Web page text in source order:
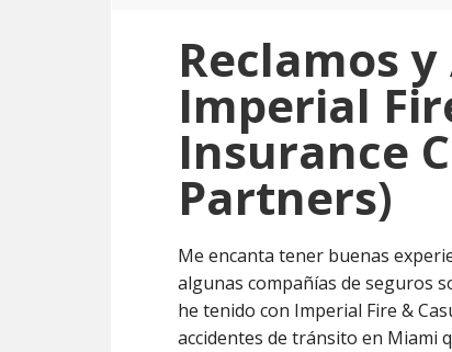
Reclamos
Imperial
Insurance
Partners)
Me encanta tener buenas
algunas compañías de seguros
he tenido con Imperial Fire &
accidentes de tránsito en Miami